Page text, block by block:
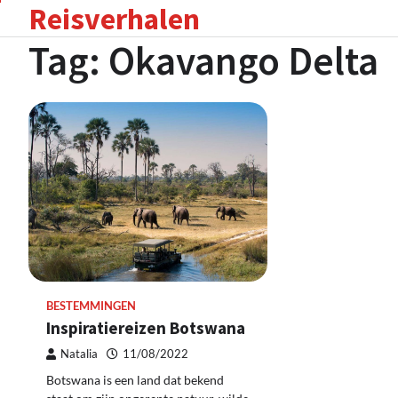
content
Reisverhalen
Tag: Okavango Delta
BESTEMMINGEN
Inspiratiereizen Botswana
Natalia 11/08/2022
Botswana is een land dat bekend